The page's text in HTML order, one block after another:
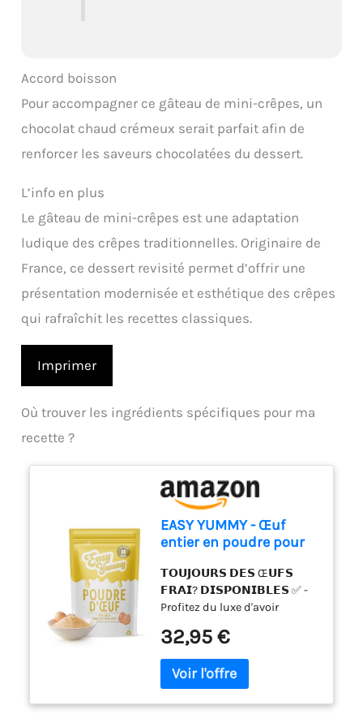
Accord boisson
Pour accompagner ce gâteau de mini-crêpes, un
chocolat chaud crémeux serait parfait afin de
renforcer les saveurs chocolatées du dessert.
L’info en plus
Le gâteau de mini-crêpes est une adaptation
ludique des crêpes traditionnelles. Originaire de
France, ce dessert revisité permet d’offrir une
présentation modernisée et esthétique des crêpes
qui rafraîchit les recettes classiques.
Imprimer
Où trouver les ingrédients spécifiques pour ma
recette ?
EASY YUMMY - Œuf
entier en poudre pour
d'œuf en poudre
𝗧𝗢𝗨𝗝𝗢𝗨𝗥𝗦 𝗗𝗘𝗦 Œ𝗨𝗙𝗦
𝗙𝗥𝗔𝗜? 𝗗𝗜𝗦𝗣𝗢𝗡𝗜𝗕𝗟𝗘𝗦 ✅ -
Profitez du luxe d'avoir
à portée de main à tout
moment. Notre poudre d'œufs
déshydratés vous garantit de
ne jamais manquer de cet
ingrédient essentiel, facilitant
32,95 €